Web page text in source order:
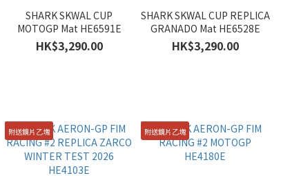
SHARK SKWAL CUP
MOTOGP Mat HE6591E
HK$3,290.00
SHARK SKWAL CUP REPLICA
GRANADO Mat HE6528E
HK$3,290.00
附送鏡片乙塊 附送鏡片乙塊